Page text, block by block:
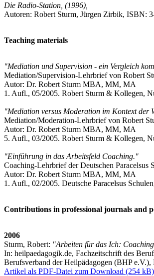
Die Radio-Station, (1996),
Autoren: Robert Sturm, Jürgen Zirbik, ISBN:
Teaching materials
"Mediation und Supervision - ein Vergleich
Mediation/Supervision-Lehrbrief von Robert
Autor: Dr. Robert Sturm MBA, MM, MA
1. Aufl., 05/2005. Robert Sturm & Kollegen,
"Mediation versus Moderation im Kontext der
Mediation/Moderation-Lehrbrief von Robert
Autor: Dr. Robert Sturm MBA, MM, MA
5. Aufl., 03/2005. Robert Sturm & Kollegen,
"Einführung in das Arbeitsfeld Coaching."
Coaching-Lehrbrief der Deutschen Paracelsus
Autor: Dr. Robert Sturm MBA, MM, MA
1. Aufl., 02/2005. Deutsche Paracelsus
Contributions in professional journals and
2006
Sturm, Robert: "Arbeiten für das Ich:
In: heilpaedagogik.de, Fachzeitschrift des
Berufsverband der Heilpädagogen (BHP e.V.),
Artikel als PDF-Datei zum Download (254 kB)